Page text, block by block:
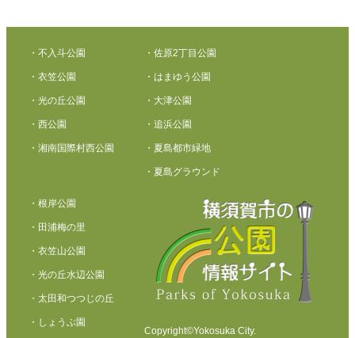
・不入斗公園
・衣笠公園
・光の丘公園
・西公園
・湘南国際村西公園
・佐原2丁目公園
・はまゆう公園
・大津公園
・追浜公園
・夏島都市緑地
・夏島グラウンド
・根岸公園
・田浦梅の里
・衣笠山公園
・光の丘水辺公園
・太田和つつじの丘
・しょうぶ園
Copyright©Yokosuka City.